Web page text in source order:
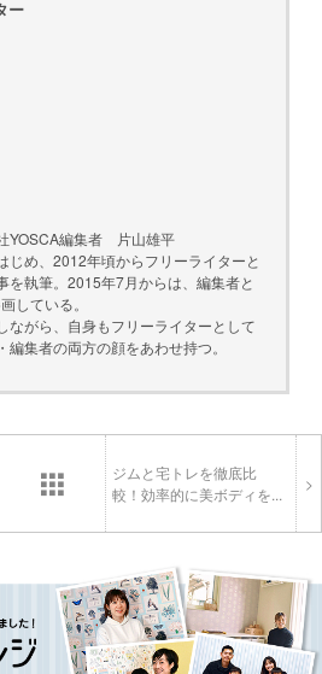
ー
YOSCA編集者 片山雄平
じめ、2012年頃からフリーライターと
を執筆。2015年7月からは、編集者と
している。
ながら、自身もフリーライターとして
集者の両方の顔をあわせ持つ。
ジムと宅トレを徹底比
較！効率的に美ボディを...
>